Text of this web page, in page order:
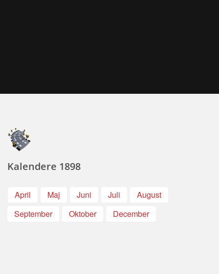
Kalendere 1898
April Maj Juni Juli
August
September
Oktober December